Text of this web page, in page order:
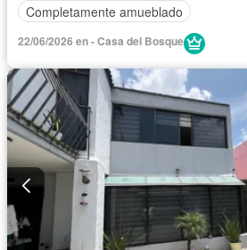
Completamente amueblado
22/06/2026 en - Casa del Bosque